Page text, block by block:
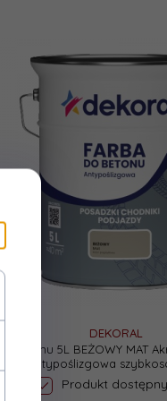
DEKORAL
Betonu 5L BEŻOWY MAT
antypoślizgowa
Produkt